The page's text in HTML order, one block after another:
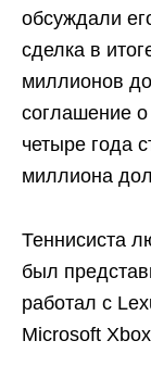
обсуждали
сделка в
миллионов
соглашение
четыре года
миллиона
Теннисиста
был
работал с
Microsoft